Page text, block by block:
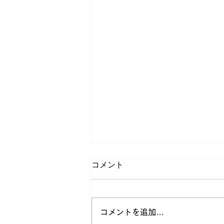
コメント
コメントを追加…